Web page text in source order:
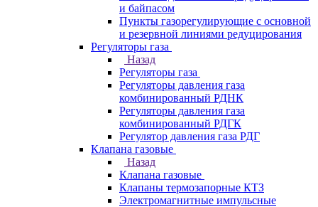
и байпасом
Пункты газорегулирующие с основной
и резервной линиями редуцирования
Регуляторы газа
Назад
Регуляторы газа
Регуляторы давления газа
комбинированный РДНК
Регуляторы давления газа
комбинированный РДГК
Регулятор давления газа РДГ
Клапана газовые
Назад
Клапана газовые
Клапаны термозапорные КТЗ
Электромагнитные импульсные